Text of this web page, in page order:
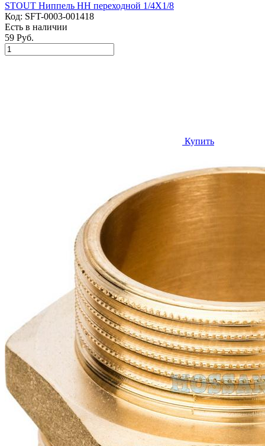
STOUT Ниппель НН переходной 1/4X1/8
Код: SFT-0003-001418
Есть в наличии
59 Руб.
Купить